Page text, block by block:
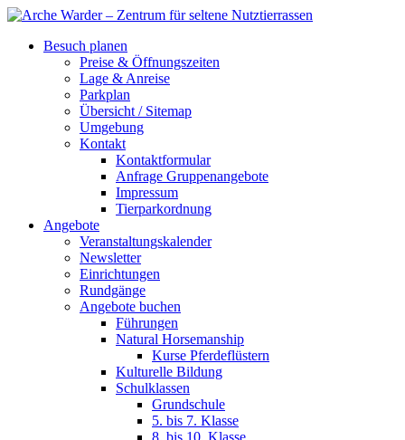
Besuch planen
Preise & Öffnungszeiten
Lage & Anreise
Parkplan
Übersicht / Sitemap
Umgebung
Kontakt
Kontaktformular
Anfrage Gruppenangebote
Impressum
Tierparkordnung
Angebote
Veranstaltungskalender
Newsletter
Einrichtungen
Rundgänge
Angebote buchen
Führungen
Natural Horsemanship
Kurse Pferdeflüstern
Kulturelle Bildung
Schulklassen
Grundschule
5. bis 7. Klasse
8. bis 10. Klasse